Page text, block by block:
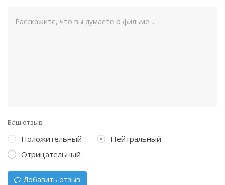
Ваш отзыв
Положительный
Нейтральный
Отрицательный
Добавить отзыв